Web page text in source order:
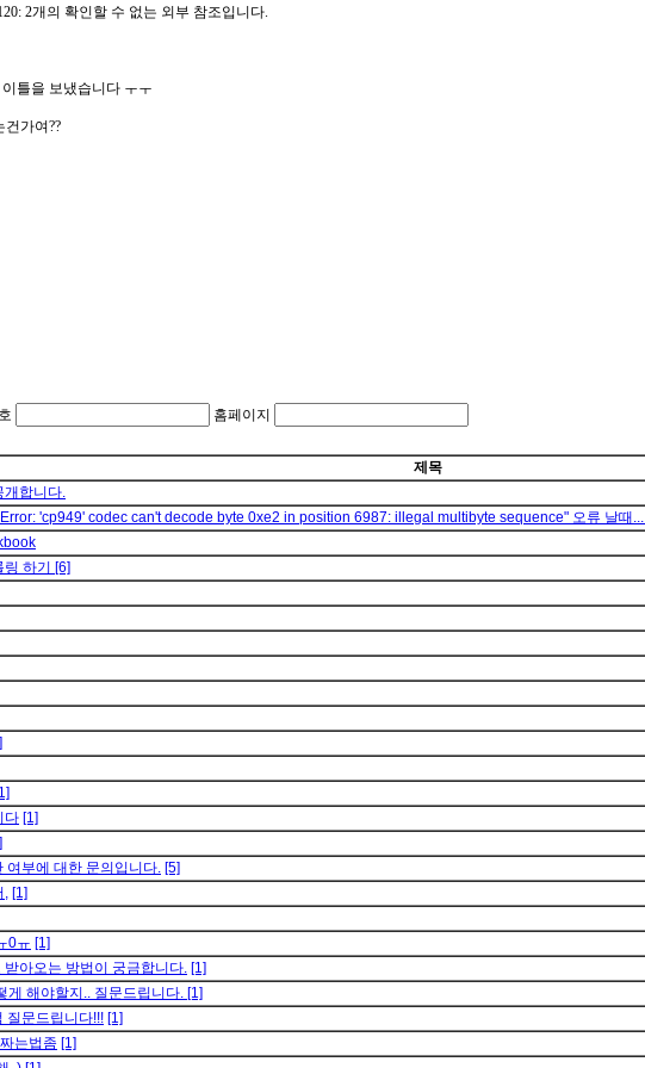
2개의 확인할 수 없는 외부 참조입니다.
틀을 보냈습니다 ㅜㅜ
가여??
홈페이지
제목
개합니다.
'cp949' codec can't decode byte 0xe2 in position 6987: illegal multibyte sequence" 오류 날때...
하기 [6]
다 [1]
여부에 대한 문의입니다. [5]
, [1]
0ㅠ [1]
아오는 방법이 궁금합니다. [1]
게 해야할지.. 질문드립니다. [1]
질문드립니다!!! [1]
는법좀 [1]